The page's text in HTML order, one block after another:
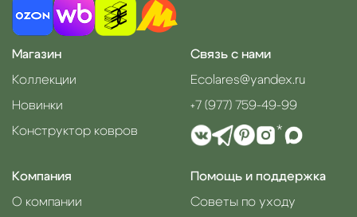
Магазин
Коллекции
Новинки
Конструктор ковров
Компания
О компании
Помощь и поддержка
Советы по уходу
Связь с нами
Ecolares@yandex.ru
+7 (977) 759-49-99
*